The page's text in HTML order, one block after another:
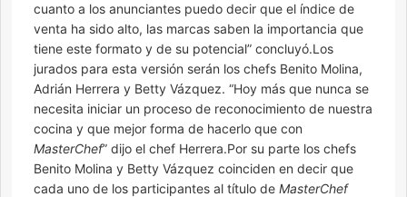
cuanto a los anunciantes puedo decir que el índice de
venta ha sido alto, las marcas saben la importancia que
tiene este formato y de su potencial” concluyó.Los
jurados para esta versión serán los chefs Benito Molina,
Adrián Herrera y Betty Vázquez. “Hoy más que nunca se
necesita iniciar un proceso de reconocimiento de nuestra
cocina y que mejor forma de hacerlo que con
MasterChef” dijo el chef Herrera.Por su parte los chefs
Benito Molina y Betty Vázquez coinciden en decir que
cada uno de los participantes al título de MasterChef